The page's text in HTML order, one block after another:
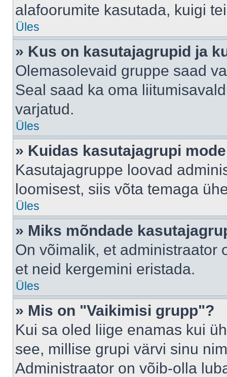
alafoorumite kasutada, kuigi
Üles
» Kus on kasutajagrupid ja
Olemasolevaid gruppe saad
Seal saad ka oma
varjatud.
Üles
» Kuidas kasutajagrupi
Kasutajagruppe loovad
loomisest, siis võta temaga
Üles
» Miks mõndade
On võimalik, et administraator
et neid kergemini eristada.
Üles
» Mis on "Vaikimisi grupp"?
Kui sa oled liige enamas kui
see, millise grupi värvi sinu
Administraator on võib-olla